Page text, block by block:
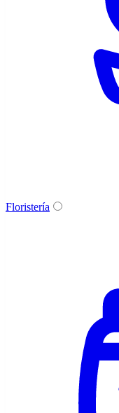
Floristería